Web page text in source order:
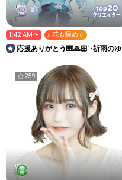
top20
クリエイター
1:42 AM〜 ♪ 花も騒めく
応援ありがとう🎹🙏🏻´-祈雨のゆ
259